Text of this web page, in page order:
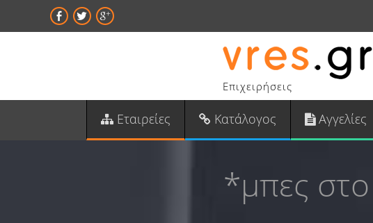
Επιχειρήσεις
Εταιρείες Κατάλογος Αγγελίες
*μπες